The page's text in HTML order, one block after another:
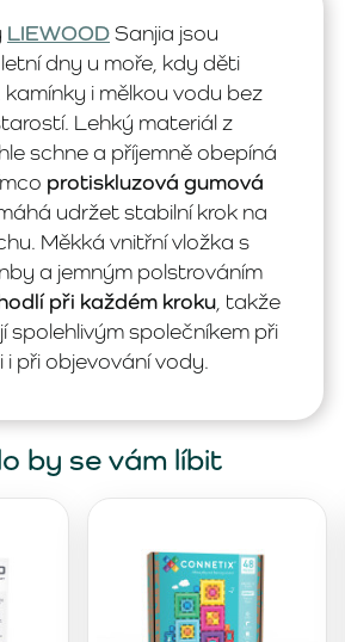
LIEWOODSanjia jsou
dny u moře, kdy děti
kamínky i mělkou vodu bez
Lehký materiál z
schne a příjemně obepíná
protiskluzová gumová
udržet stabilní krok na
Měkká vnitřní vložka s
a jemným polstrováním
při každém kroku , takže
spolehlivým společníkem při
i při objevování vody.
by se vám líbit